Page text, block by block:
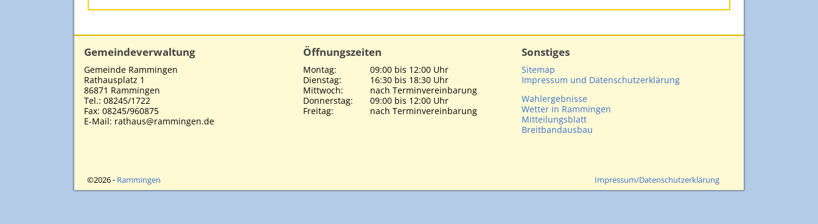
Gemeindeverwaltung
Gemeinde Rammingen
Rathausplatz 1
86871 Rammingen
Tel.: 08245/1722
Fax: 08245/960875
E-Mail: rathaus@rammingen.de
Öffnungszeiten
Montag:
09:00 bis 12:00 Uhr
Dienstag:
16:30 bis 18:30 Uhr
Mittwoch:
nach Terminvereinbarung
Donnerstag:
09:00 bis 12:00 Uhr
Freitag:
nach Terminvereinbarung
Sonstiges
Sitemap
Impressum und Datenschutzerklärung
Wahlergebnisse
Wetter in Rammingen
Mitteilungsblatt
Breitbandausbau
©2026 - Rammingen Impressum/Datenschutzerklärung